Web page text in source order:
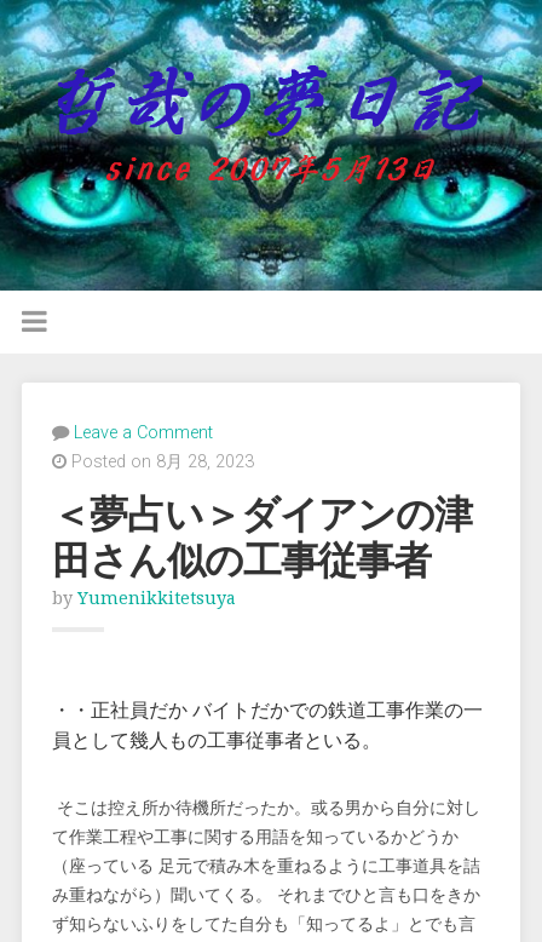
Leave a Comment
Posted on 8月 28, 2023
＜夢占い＞ダイアンの津
田さん似の工事従事者
byYumenikkitetsuya
・・正社員だか バイトだかでの鉄道工事作業の一
員として幾人もの工事従事者といる。
そこは控え所か待機所だったか。或る男から自分に対し
て作業工程や工事に関する用語を知っているかどうか
（座っている 足元で積み木を重ねるように工事道具を詰
み重ねながら）聞いてくる。 それまでひと言も口をきか
ず知らないふりをしてた自分も「知ってるよ」とでも言